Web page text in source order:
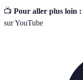
📺 Pour aller plus loin :
sur YouTube